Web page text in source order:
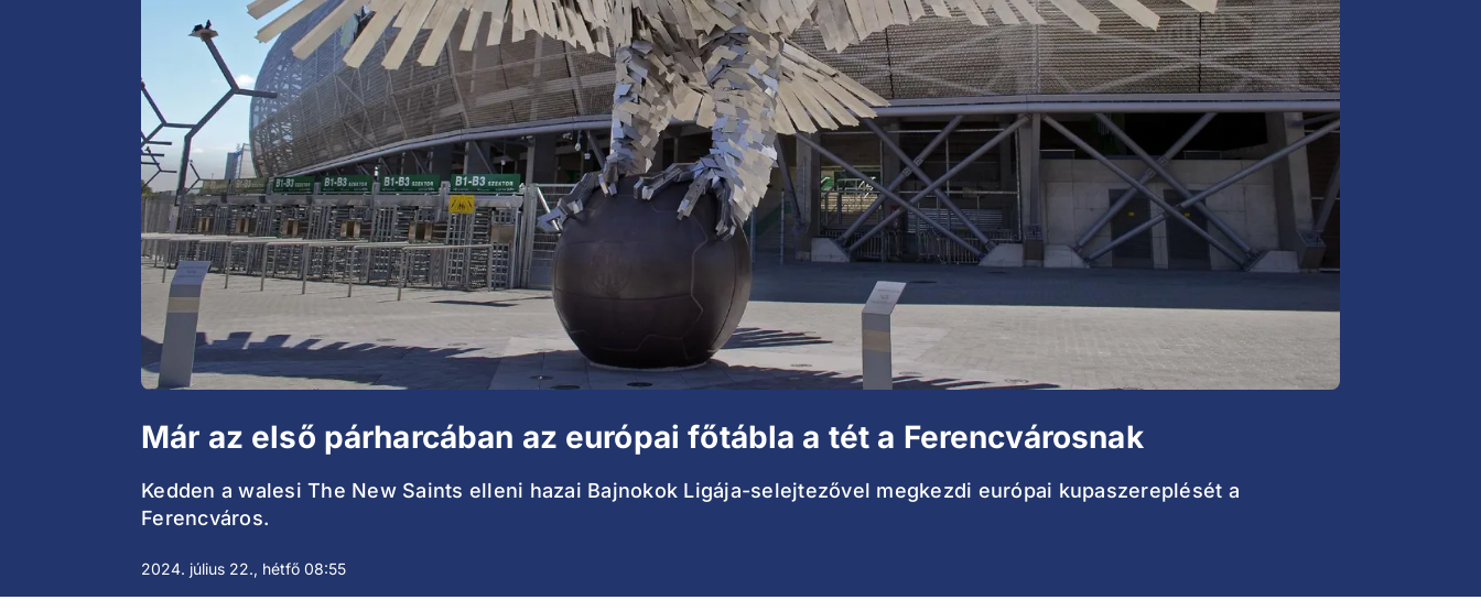
Már az első párharcában az európai főtábla a tét a Ferencvárosnak
Kedden a walesi The New Saints elleni hazai Bajnokok Ligája-selejtezővel megkezdi európai kupaszereplését a
Ferencváros.
2024. július 22., hétfő 08:55